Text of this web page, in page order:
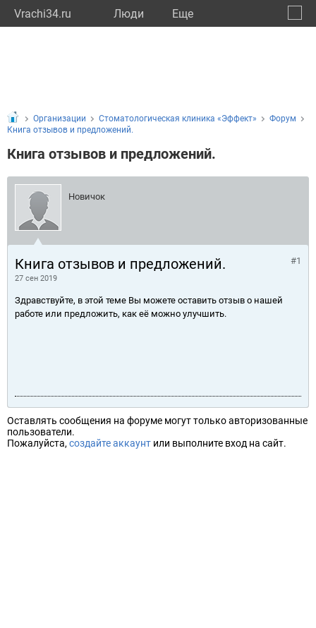
Vrachi34.ru Люди Eще
Организации Стоматологическая клиника «Эффект»
Форум
Книга отзывов и предложений.
Книга отзывов и предложений.
Новичок
Книга отзывов и предложений.
27 сен 2019
#1
Здравствуйте, в этой теме Вы можете оставить отзыв о нашей
работе или предложить, как её можно улучшить.
Оставлять сообщения на форуме могут только авторизованные
пользователи.
Пожалуйста, создайте аккаунт или выполните вход на сайт.